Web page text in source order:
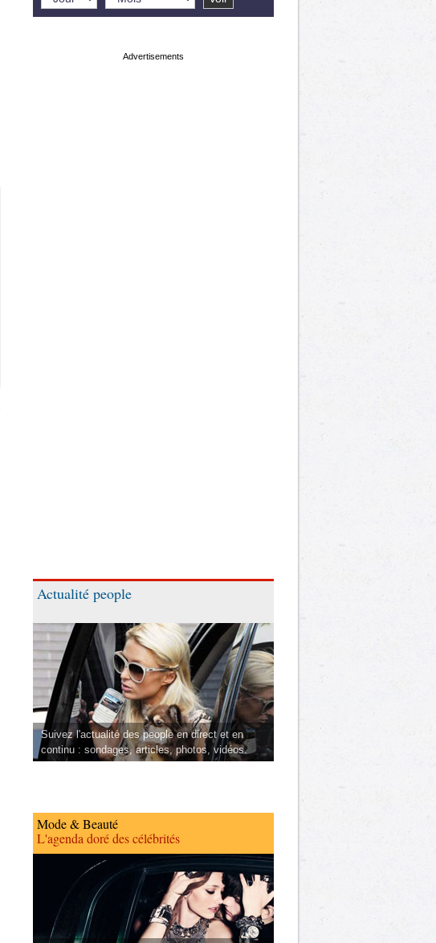
Actualité people
Suivez l'actualité des people en direct et en
continu : sondages, articles, photos, vidéos.
Mode & Beauté
L'agenda doré des célébrités